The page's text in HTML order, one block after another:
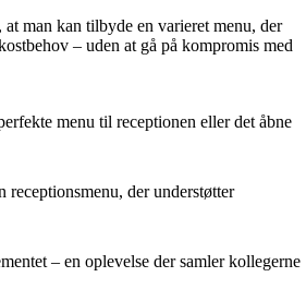
man kan tilbyde en varieret menu, der
– uden at gå på kompromis med
menu til receptionen eller det åbne
receptionsmenu, der understøtter
– en oplevelse der samler kollegerne